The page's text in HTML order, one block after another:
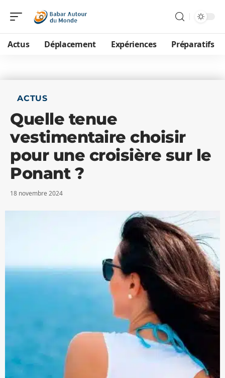
Actus Déplacement Expériences Préparatifs
ACTUS
Quelle tenue
vestimentaire choisir
pour une croisière sur le
Ponant ?
18 novembre 2024